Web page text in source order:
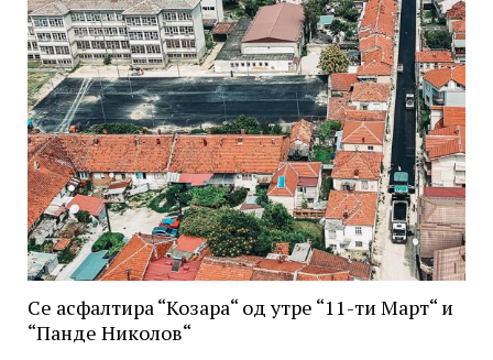
Се асфалтира “Козара“ од утре “11-ти Март“ и
“Панде Николов“